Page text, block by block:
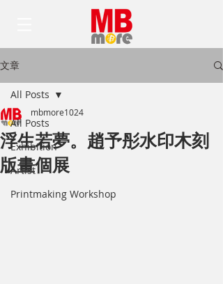
文章
All Posts
Exhibition
Artist
Printmaking Workshop
All Posts
浮生若夢。趙予彤水印木刻
版畫個展
mbmore1024